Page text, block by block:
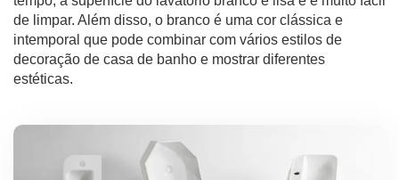
de limpar. Além disso, o branco é uma cor clássica e
intemporal que pode combinar com vários estilos de
decoração de casa de banho e mostrar diferentes
estéticas.